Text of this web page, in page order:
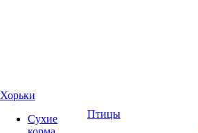
Хорьки
Сухие
Птицы